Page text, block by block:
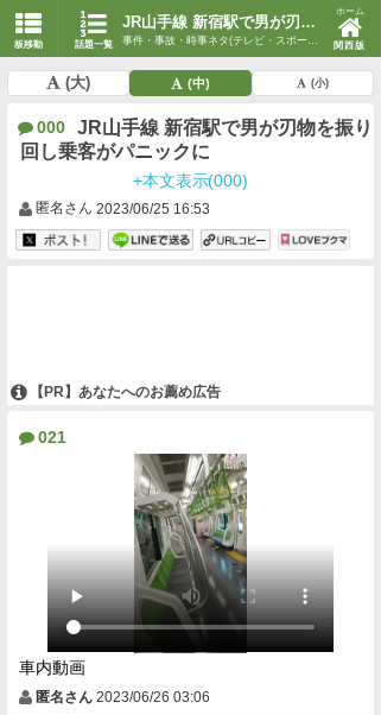
板移動 話題一覧
JR山手線 新宿駅で男が刃物を振り回し乗客がパニックに
事件・事故・時事ネタ(テレビ・スポーツ・時事)
ホーム
関西版
(大) (中) (小)
000
JR山手線 新宿駅で男が刃物を振り
回し乗客がパニックに
+本文表示(000)
匿名さん 2023/06/25 16:53
【PR】あなたへのお薦め広告
021
車内動画
匿名さん 2023/06/26 03:06